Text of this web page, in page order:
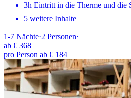
3h Eintritt in die Therme und die
5 weitere Inhalte
1-7 Nächte·2 Personen·
ab € 368
pro Person ab € 184